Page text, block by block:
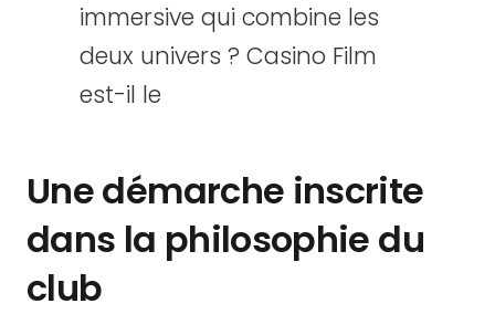
immersive qui combine les
deux univers ? Casino Film
est-il le
Une démarche inscrite
dans la philosophie du
club